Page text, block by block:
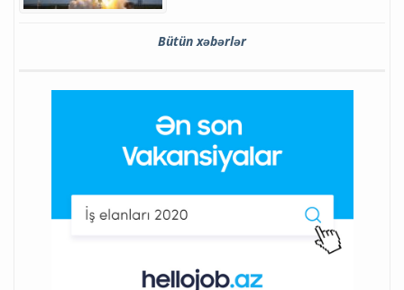
Bütün xəbərlər